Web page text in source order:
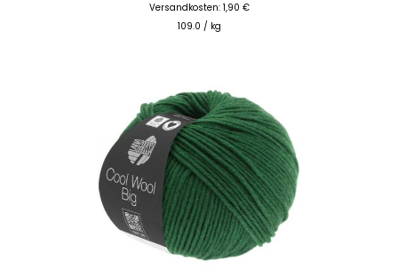
Versandkosten: 1,90 €
109.0 / kg